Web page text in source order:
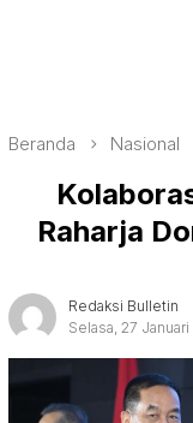
Beranda Nasional
Raharja
Redaksi Bulletin
Selasa, 27